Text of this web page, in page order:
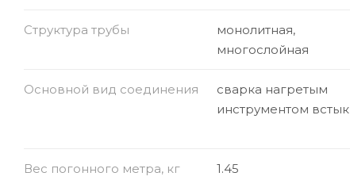
Структура трубы
монолитная,
многослойная
Основной вид соединения
сварка нагретым
инструментом встык
Вес погонного метра, кг 1.45